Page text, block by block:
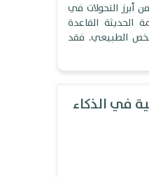
أبرز التحولات في
الحديثة القاعدة
الطبيعي. فقد
في الذكاء